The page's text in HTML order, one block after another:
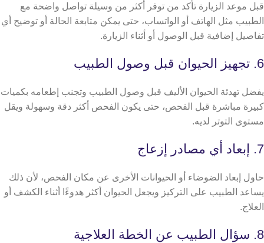
قبل موعد الزيارة تأكد من توفر أكثر من وسيلة تواصل واضحة مع
الطبيب مثل الهاتف أو الواتساب، حتى يمكن متابعة الحالة أو توضيح أي
تفاصيل إضافية قبل الوصول أو أثناء الزيارة.
6. تجهيز الحيوان قبل وصول الطبيب
يفضل تهدئة الحيوان الأليف قبل وصول الطبيب وتجنب إطعامه بكميات
كبيرة مباشرة قبل الفحص، حتى يكون الفحص أكثر دقة وسهولة ويقل
مستوى التوتر لديه.
7. إبعاد أي مصادر إزعاج
حاول إبعاد الضوضاء أو الحيوانات الأخرى عن مكان الفحص، لأن ذلك
يساعد الطبيب على التركيز ويجعل الحيوان أكثر هدوءًا أثناء الكشف أو
العلاج.
8. سؤال الطبيب عن الخطة العلاجية